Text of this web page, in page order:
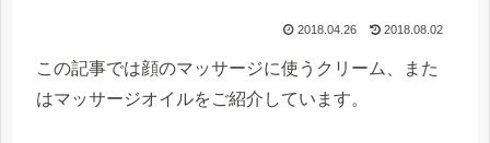
2018.04.26 2018.08.02
この記事では顔のマッサージに使うクリーム、また
はマッサージオイルをご紹介しています。